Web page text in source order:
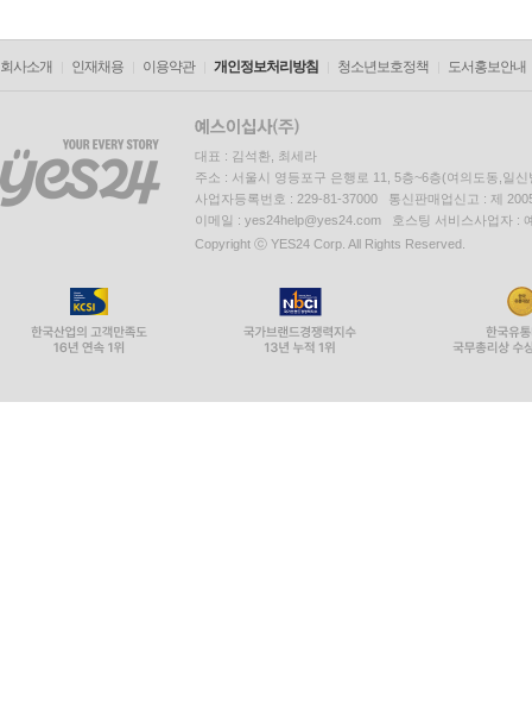
회사소개 인재채용 이용약관 개인정보처리방침 청소년보호정책 도서홍보안내
대표 : 김석환, 최세라
주소 : 서울시 영등포구 은행로 11, 5층~6층(여의도동,일신
사업자등록번호 : 229-81-37000 통신판매업신고 : 제
이메일 : yes24help@yes24.com 호스팅 서비스사업자 :
Copyright ⓒ YES24 Corp. All Rights Reserved.